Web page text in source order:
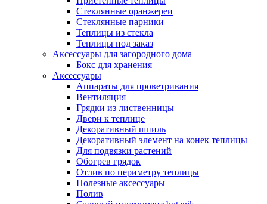
Стеклянные оранжереи
Стеклянные парники
Теплицы из стекла
Теплицы под заказ
Аксессуары для загородного дома
Бокс для хранения
Аксессуары
Аппараты для проветривания
Вентиляция
Грядки из лиственницы
Двери к теплице
Декоративный шпиль
Декоративный элемент на конек теплицы
Для подвязки растений
Обогрев грядок
Отлив по периметру теплицы
Полезные аксессуары
Полив